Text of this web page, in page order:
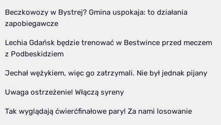
Beczkowozy w Bystrej? Gmina uspokaja: to działania
zapobiegawcze
Lechia Gdańsk będzie trenować w Bestwince przed meczem
z Podbeskidziem
Jechał wężykiem, więc go zatrzymali. Nie był jednak pijany
Uwaga ostrzeżenie! Włączą syreny
Tak wyglądają ćwierćfinałowe pary! Za nami losowanie